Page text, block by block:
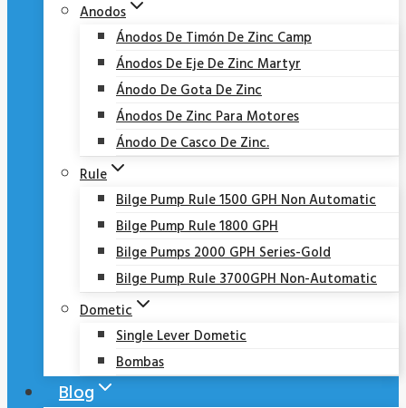
Anodos
Ánodos De Timón De Zinc Camp
Ánodos De Eje De Zinc Martyr
Ánodo De Gota De Zinc
Ánodos De Zinc Para Motores
Ánodo De Casco De Zinc.
Rule
Bilge Pump Rule 1500 GPH Non Automatic
Bilge Pump Rule 1800 GPH
Bilge Pumps 2000 GPH Series-Gold
Bilge Pump Rule 3700GPH Non-Automatic
Dometic
Single Lever Dometic
Bombas
Blog